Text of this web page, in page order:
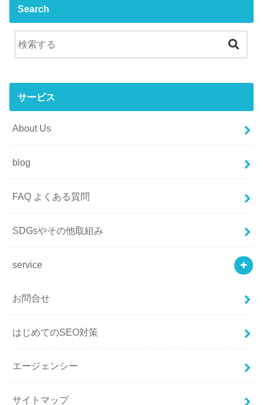
Search
サービス
About Us
blog
FAQ よくある質問
SDGsやその他取組み
service
お問合せ
はじめてのSEO対策
エージェンシー
サイトマップ